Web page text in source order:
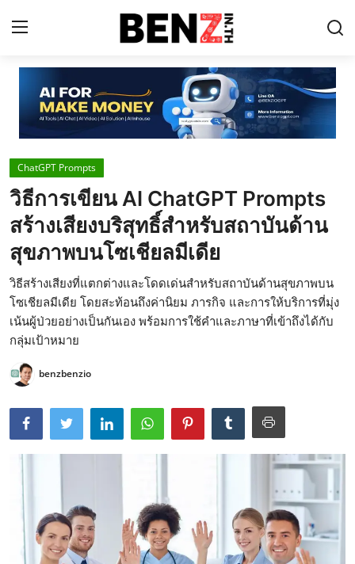
Home
Contact
AI Tools
ChatGPT Prompts
ThaiGPT Builder
คอร์สเรียน ChatGPT
ChatGPT Prompts
วิธีการเขียน AI ChatGPT Prompts
สร้างเสียงบริสุทธิ์สำหรับสถาบันด้าน
สุขภาพบนโซเชียลมีเดีย
วิธีสร้างเสียงที่แตกต่างและโดดเด่นสำหรับสถาบันด้านสุขภาพบน
โซเชียลมีเดีย โดยสะท้อนถึงค่านิยม ภารกิจ และการให้บริการที่มุ่ง
เน้นผู้ป่วยอย่างเป็นกันเอง พร้อมการใช้คำและภาษาที่เข้าถึงได้กับ
กลุ่มเป้าหมาย
benzbenzio